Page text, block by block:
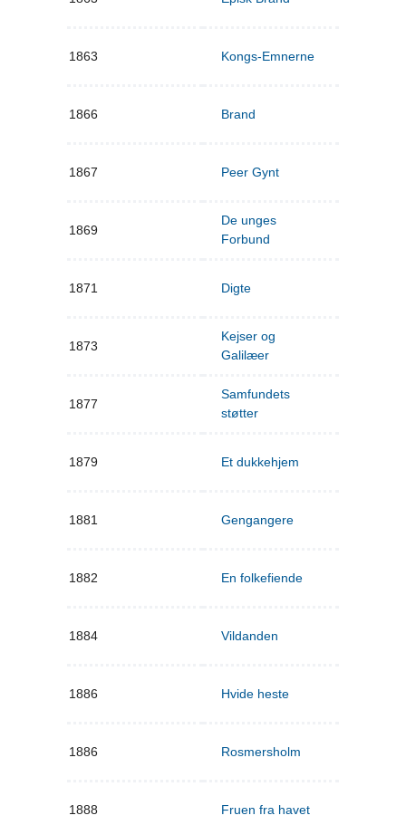
1863 Kongs-Emnerne
1866 Brand
1867 Peer Gynt
1869
De unges
Forbund
1871 Digte
1873
Kejser og
Galilæer
1877
Samfundets
støtter
1879 Et dukkehjem
1881 Gengangere
1882 En folkefiende
1884 Vildanden
1886 Hvide heste
1886 Rosmersholm
1888 Fruen fra havet